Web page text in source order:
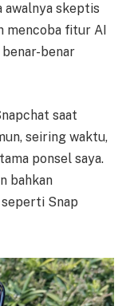
awalnya skeptis
mencoba fitur AI
benar
saat
seiring waktu,
ponsel saya.
bahkan
Snap